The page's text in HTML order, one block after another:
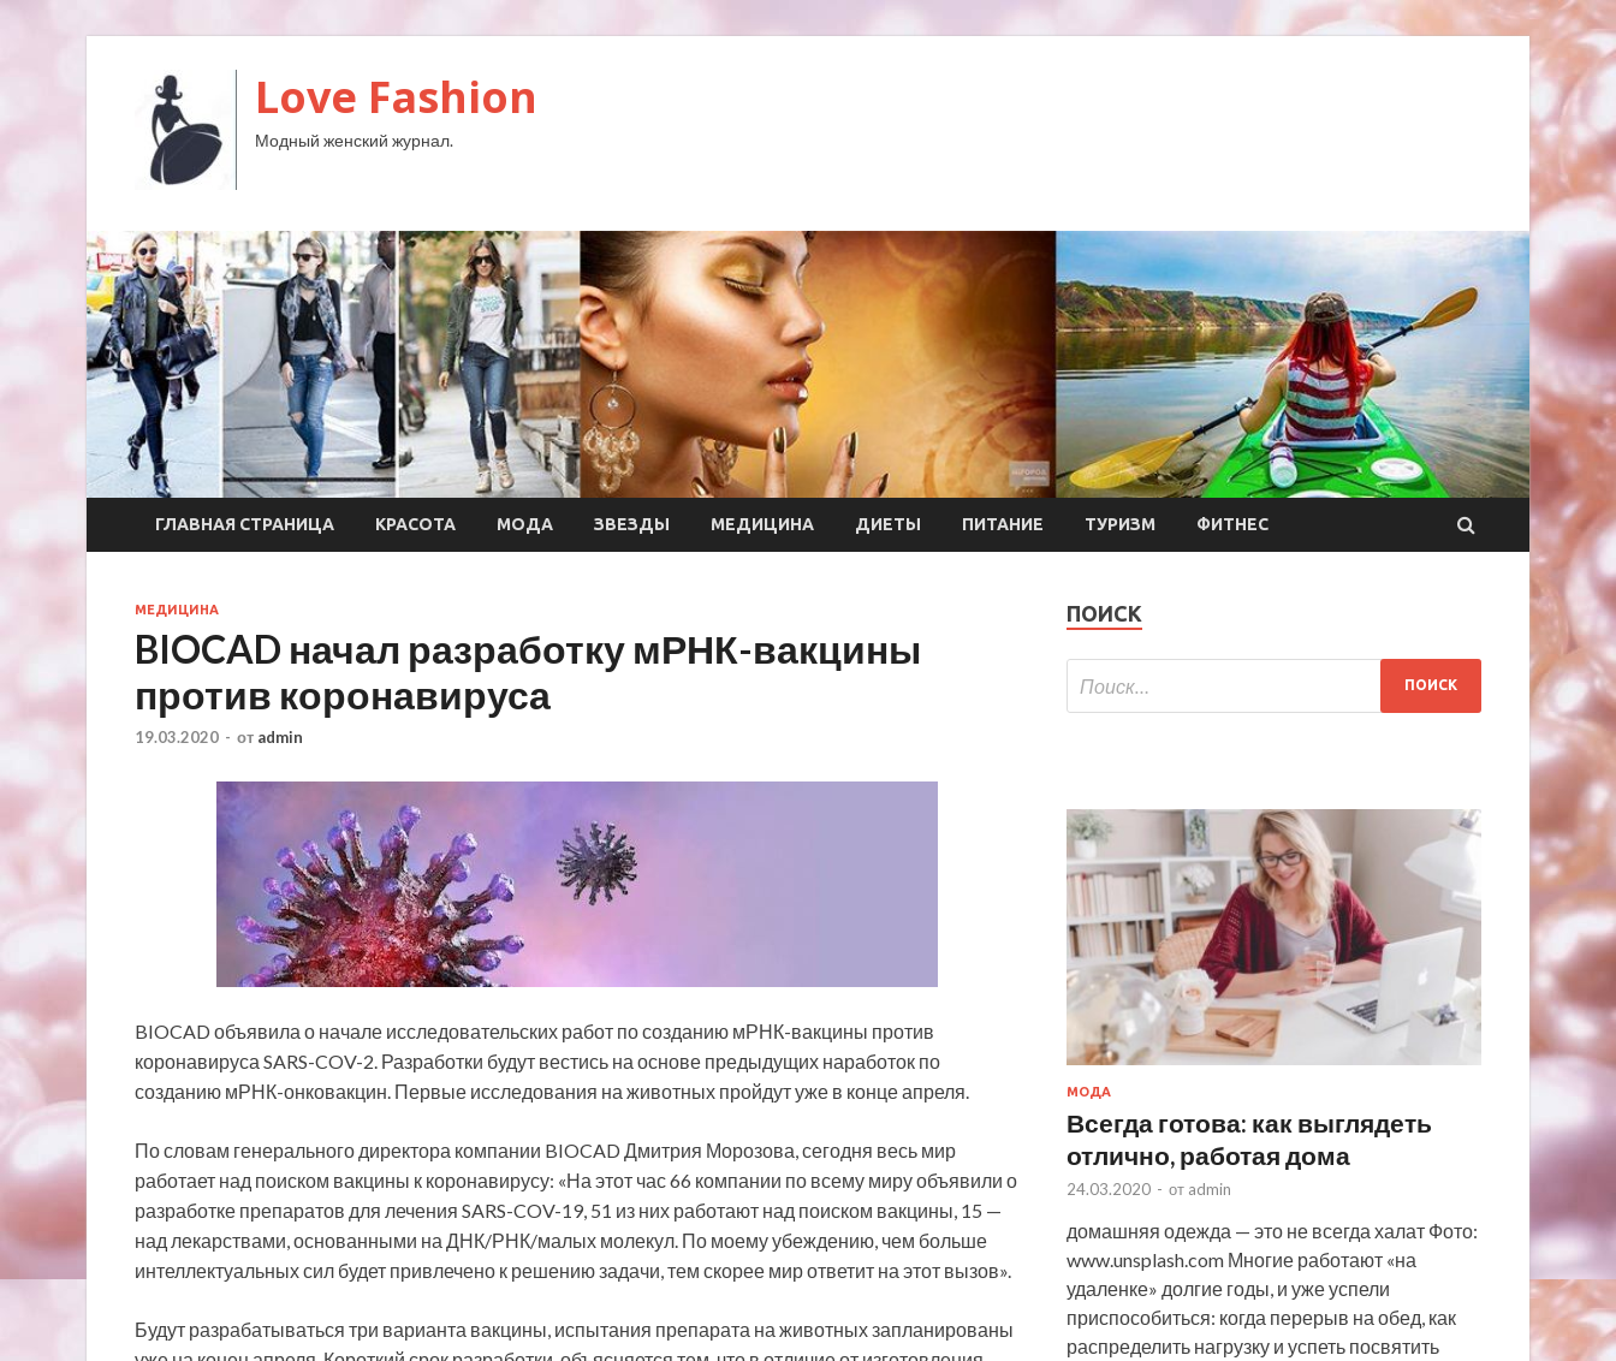
Love Fashion
Модный женский журнал.
ГЛАВНАЯ СТРАНИЦА КРАСОТА МОДА ЗВЕЗДЫ МЕДИЦИНА ДИЕТЫ ПИТАНИЕ ТУРИЗМ ФИТНЕС
МЕДИЦИНА
BIOCAD начал разработку мРНК-вакцины
против коронавируса
19.03.2020 - от admin
BIOCAD объявила о начале исследовательских работ по созданию мРНК-вакцины против
коронавируса SARS-COV-2. Разработки будут вестись на основе предыдущих наработок по
созданию мРНК-онковакцин. Первые исследования на животных пройдут уже в конце апреля.
По словам генерального директора компании BIOCAD Дмитрия Морозова, сегодня весь мир
работает над поиском вакцины к коронавирусу: «На этот час 66 компании по всему миру объявили о
разработке препаратов для лечения SARS-COV-19, 51 из них работают над поиском вакцины, 15 —
над лекарствами, основанными на ДНК/РНК/малых молекул. По моему убеждению, чем больше
интеллектуальных сил будет привлечено к решению задачи, тем скорее мир ответит на этот вызов».
Будут разрабатываться три варианта вакцины, испытания препарата на животных запланированы
ПОИСК
МОДА
Всегда готова: как выглядеть
отлично, работая дома
24.03.2020 - от admin
домашняя одежда — это не всегда халат Фото:
www.unsplash.com Многие работают «на
удаленке» долгие годы, и уже успели
приспособиться: когда перерыв на обед, как
распределить нагрузку и успеть посвятить